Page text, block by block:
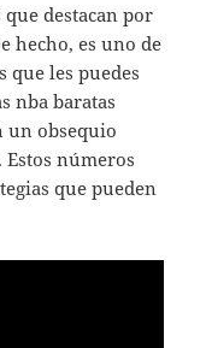
destacan por
hecho, es uno de
que les puedes
nba baratas
un obsequio
números
que pueden